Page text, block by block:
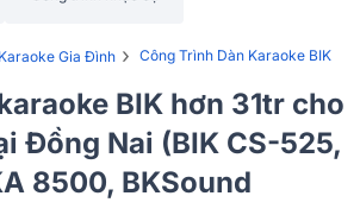
Gia Đình › Công Trình Dàn Karaoke BIK
BIK hơn 31tr cho
Đồng Nai (BIK CS-525,
8500, BKSound